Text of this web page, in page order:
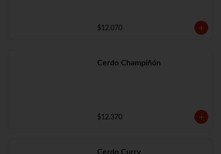
$12.070
Cerdo Champiñón
$12.370
Cerdo Curry